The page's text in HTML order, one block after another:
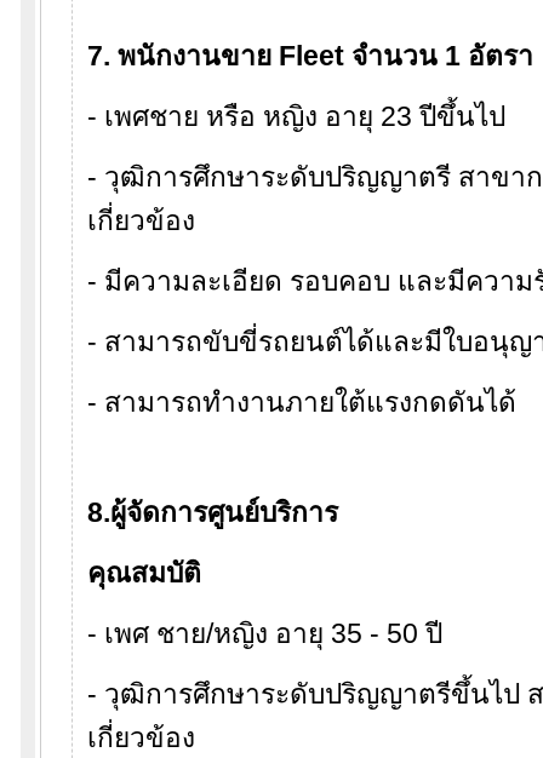
7. พนักงานขาย Fleet จำนวน 1 อัตรา
- เพศชาย หรือ หญิง อายุ 23 ปีขึ้นไป
- วุฒิการศึกษาระดับปริญญาตรี สาขา
เกี่ยวข้อง
- มีความละเอียด รอบคอบ และมีความ
- สามารถขับขี่รถยนต์ได้และมีใบอนุ
- สามารถทำงานภายใต้แรงกดดันได้
8.ผู้จัดการศูนย์บริการ
คุณสมบัติ
- เพศ ชาย/หญิง อายุ 35 - 50 ปี
- วุฒิการศึกษาระดับปริญญาตรีขึ้นไป
เกี่ยวข้อง